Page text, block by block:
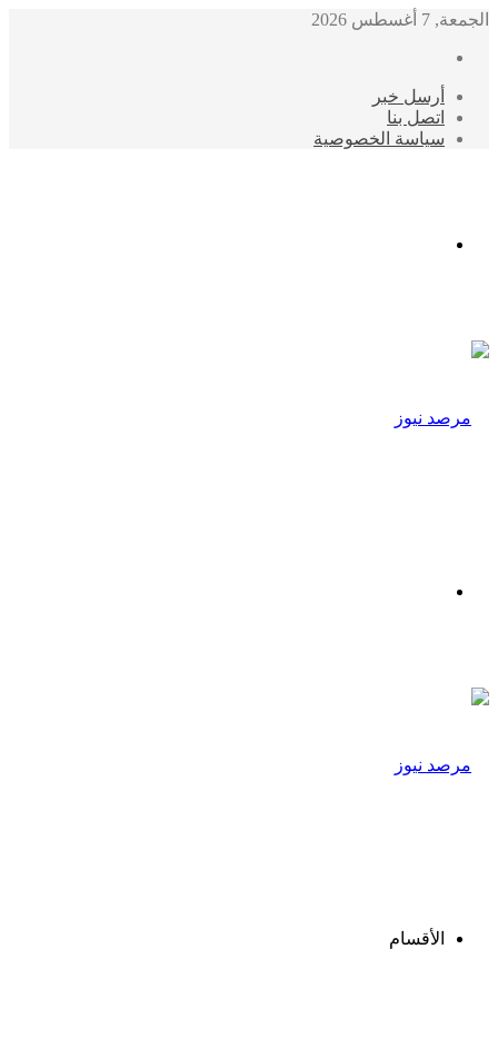
الجمعة, 7 أغسطس 2026
أرسل خبر
اتصل بنا
سياسة الخصوصية
الأقسام